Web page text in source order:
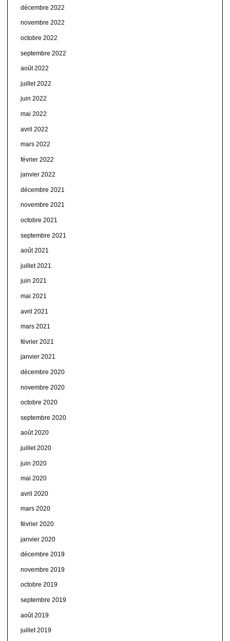
décembre 2022
novembre 2022
octobre 2022
septembre 2022
août 2022
juillet 2022
juin 2022
mai 2022
avril 2022
mars 2022
février 2022
janvier 2022
décembre 2021
novembre 2021
octobre 2021
septembre 2021
août 2021
juillet 2021
juin 2021
mai 2021
avril 2021
mars 2021
février 2021
janvier 2021
décembre 2020
novembre 2020
octobre 2020
septembre 2020
août 2020
juillet 2020
juin 2020
mai 2020
avril 2020
mars 2020
février 2020
janvier 2020
décembre 2019
novembre 2019
octobre 2019
septembre 2019
août 2019
juillet 2019